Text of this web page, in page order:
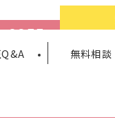
0355
無料相談